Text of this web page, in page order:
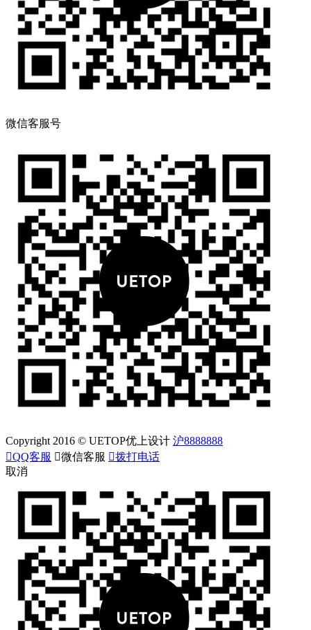
微信客服号
Copyright 2016 © UETOP优上设计 沪8888888
QQ客服 微信客服 拨打电话
取消